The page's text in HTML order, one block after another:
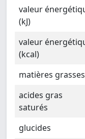
valeur
(kJ)
valeur
(kcal)
matières grasses
acides gras
saturés
glucides